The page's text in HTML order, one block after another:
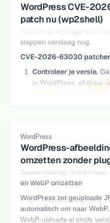
WordPress CVE-
patch nu (wp2shell)
Patchen is de enige echte
stappen vandaag nog.
CVE-2026-63030
Controleer je versie.
in WordPress, of draai
wp-cli
Update directnaar
WordPress
WordPress-
omzetten zonder
Samenvatting:
en WebP omzetten
WordPress zet geuploade
automatisch om naar
WebP-uploads al sinds